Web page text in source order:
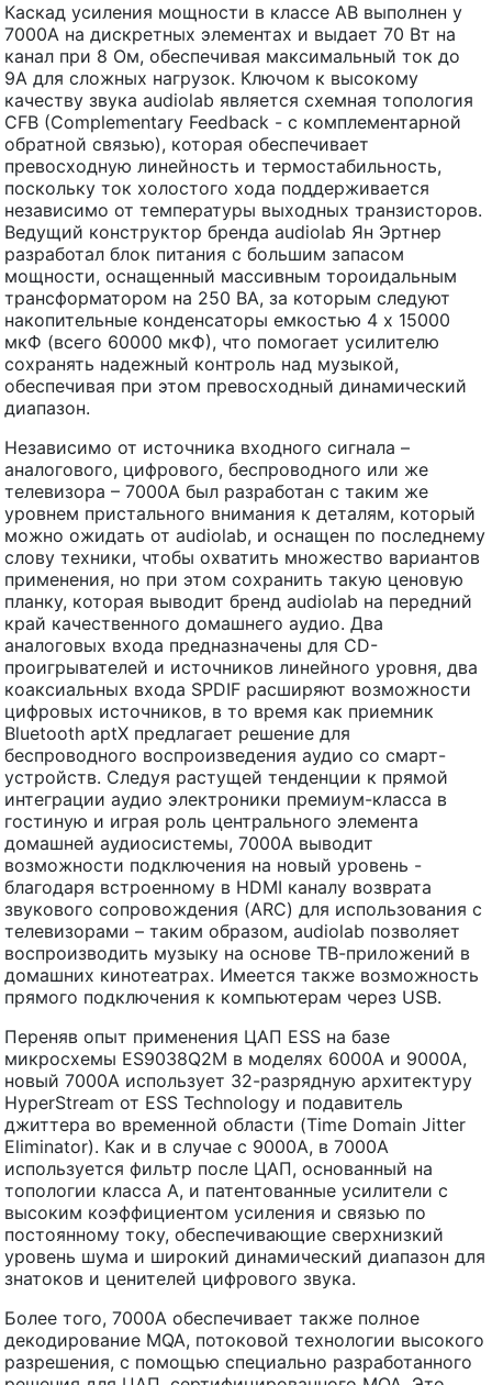
Каскад усиления мощности в классе AB выполнен у
7000A на дискретных элементах и выдает 70 Вт на
канал при 8 Ом, обеспечивая максимальный ток до
9А для сложных нагрузок. Ключом к высокому
качеству звука audiolab является схемная топология
CFB (Complementary Feedback - с комплементарной
обратной связью), которая обеспечивает
превосходную линейность и термостабильность,
поскольку ток холостого хода поддерживается
независимо от температуры выходных транзисторов.
Ведущий конструктор бренда audiolab Ян Эртнер
разработал блок питания с большим запасом
мощности, оснащенный массивным тороидальным
трансформатором на 250 ВА, за которым следуют
накопительные конденсаторы емкостью 4 x 15000
мкФ (всего 60000 мкФ), что помогает усилителю
сохранять надежный контроль над музыкой,
обеспечивая при этом превосходный динамический
диапазон.
Независимо от источника входного сигнала –
аналогового, цифрового, беспроводного или же
телевизора – 7000A был разработан с таким же
уровнем пристального внимания к деталям, который
можно ожидать от audiolab, и оснащен по последнему
слову техники, чтобы охватить множество вариантов
применения, но при этом сохранить такую ценовую
планку, которая выводит бренд audiolab на передний
край качественного домашнего аудио. Два
аналоговых входа предназначены для CD-
проигрывателей и источников линейного уровня, два
коаксиальных входа SPDIF расширяют возможности
цифровых источников, в то время как приемник
Bluetooth aptX предлагает решение для
беспроводного воспроизведения аудио со смарт-
устройств. Следуя растущей тенденции к прямой
интеграции аудио электроники премиум-класса в
гостиную и играя роль центрального элемента
домашней аудиосистемы, 7000A выводит
возможности подключения на новый уровень -
благодаря встроенному в HDMI каналу возврата
звукового сопровождения (ARC) для использования с
телевизорами – таким образом, audiolab позволяет
воспроизводить музыку на основе ТВ-приложений в
домашних кинотеатрах. Имеется также возможность
прямого подключения к компьютерам через USB.
Переняв опыт применения ЦАП ESS на базе
микросхемы ES9038Q2M в моделях 6000A и 9000A,
новый 7000A использует 32-разрядную архитектуру
HyperStream от ESS Technology и подавитель
джиттера во временной области (Time Domain Jitter
Eliminator). Как и в случае с 9000A, в 7000A
используется фильтр после ЦАП, основанный на
топологии класса А, и патентованные усилители с
высоким коэффициентом усиления и связью по
постоянному току, обеспечивающие сверхнизкий
уровень шума и широкий динамический диапазон для
знатоков и ценителей цифрового звука.
Более того, 7000A обеспечивает также полное
декодирование MQA, потоковой технологии высокого
разрешения, с помощью специально разработанного